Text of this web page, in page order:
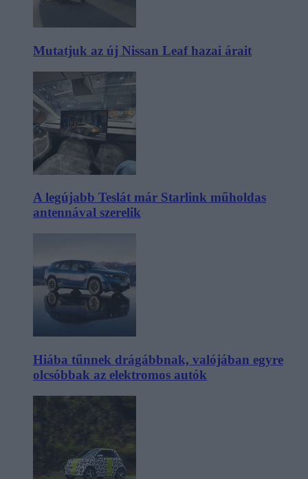
Mutatjuk az új Nissan Leaf hazai árait
A legújabb Teslát már Starlink műholdas
antennával szerelik
Hiába tűnnek drágábbnak, valójában egyre
olcsóbbak az elektromos autók